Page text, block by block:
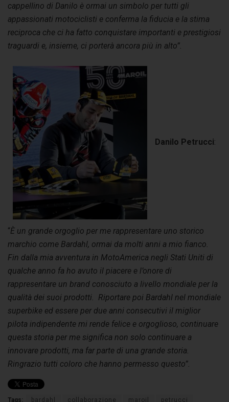
cappellino di Danilo è ormai un simbolo per tutti gli
appassionati motociclisti e conferma la fiducia e la stima
reciproca che ci ha fatto conquistare importanti e prestigiosi
traguardi e, insieme, ci porterà ancora più in alto”.
Danilo Petrucci:
“È un grande orgoglio per me rappresentare uno storico
marchio come Bardahl, ormai da molti anni a mio fianco.
Fin dalla mia avventura in MotoAmerica negli Stati Uniti di
qualche anno fa ho avuto il piacere e l’onore di
rappresentare un brand conosciuto a livello mondiale per la
qualità dei suoi prodotti.
Riportare poi Bardahl nel mondiale
superbike ed essere per due anni consecutivi il miglior
pilota indipendente mi rende felice e orgoglioso, continuare
questa storia per me significa non solo continuare a
innovare prodotti, ma far parte di una grande storia.
Ringrazio tutti coloro che hanno permesso questo”.
Tags: bardahl collaborazione maroil petrucci